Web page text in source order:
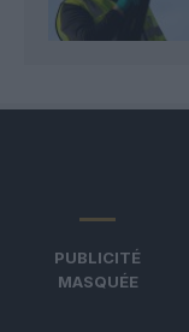
PUBLICITÉ
MASQUÉE